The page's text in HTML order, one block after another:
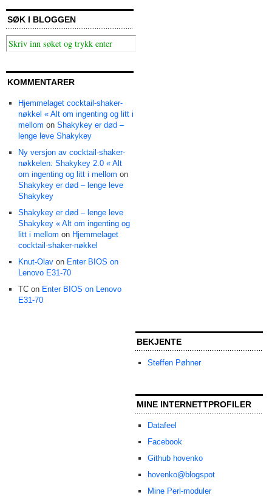
SØK I BLOGGEN
KOMMENTARER
Hjemmelaget cocktail-shaker-
nøkkel « Alt om ingenting og litt i
mellom on Shakykey er død –
lenge leve Shakykey
Ny versjon av cocktail-shaker-
nøkkelen: Shakykey 2.0 « Alt
om ingenting og litt i mellom on
Shakykey er død – lenge leve
Shakykey
Shakykey er død – lenge leve
Shakykey « Alt om ingenting og
litt i mellom on Hjemmelaget
cocktail-shaker-nøkkel
Knut-Olav on Enter BIOS on
Lenovo E31-70
TC on Enter BIOS on Lenovo
E31-70
BEKJENTE
Steffen Pøhner
MINE INTERNETTPROFILER
Datafeel
Facebook
Github hovenko
hovenko@blogspot
Mine Perl-moduler